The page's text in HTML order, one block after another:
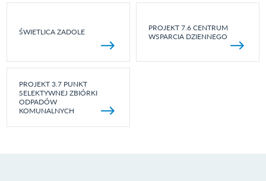
ŚWIETLICA ZADOLE
PROJEKT 7.6 CENTRUM
WSPARCIA DZIENNEGO
PROJEKT 3.7 PUNKT
SELEKTYWNEJ ZBIÓRKI
ODPADÓW
KOMUNALNYCH